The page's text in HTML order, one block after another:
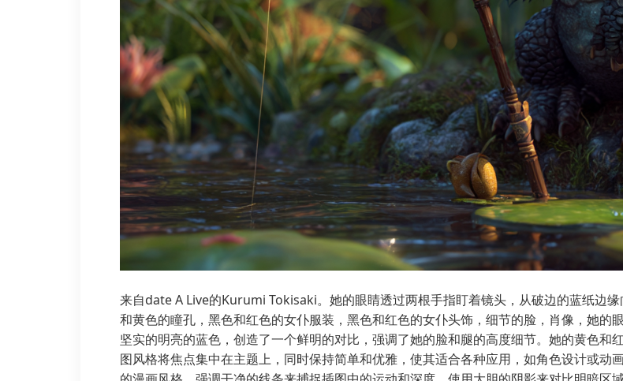
来自date A Live的Kurumi Tokisaki。她的眼睛透过两根手指盯着镜头，从破边的蓝纸边
和黄色的瞳孔，黑色和红色的女仆服装，黑色和红色的女仆头饰，细节的脸，肖像，她的
坚实的明亮的蓝色，创造了一个鲜明的对比，强调了她的脸和腿的高度细节。她的黄色
图风格将焦点集中在主题上，同时保持简单和优雅，使其适合各种应用，如角色设计或动